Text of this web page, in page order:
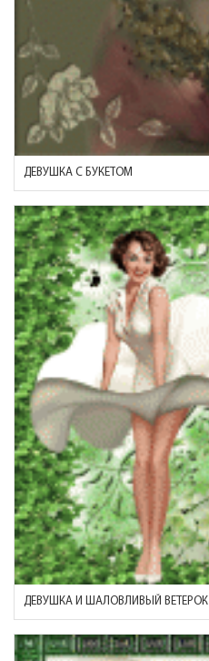
ДЕВУШКА С БУКЕТОМ
ДЕВУШКА И ШАЛОВЛИВЫЙ ВЕТЕРОК